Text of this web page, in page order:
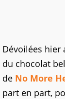
Dévoilées hier
du chocolat
de No More
part en part,